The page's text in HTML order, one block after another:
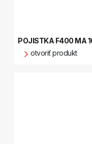
POJISTKA F400 MA
otvoriť produkt